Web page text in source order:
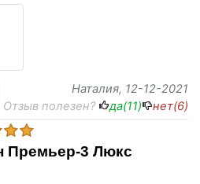
Наталия, 12-12-2021
Отзыв полезен?
да(11) нет(6)
Премьер-3 Люкс